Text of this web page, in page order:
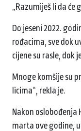
„Razumiješ li da će
Do jeseni 2022.
rođacima, sve dok
cijene su rasle, dok
Mnoge komšije su
licima“, rekla je.
Nakon oslobođenja
marta ove godine,